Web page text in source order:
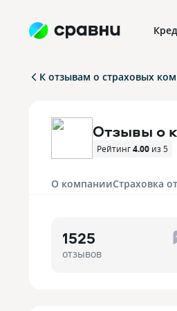
К отзывам о страховых
Отзывы о
Рейтинг4.00 из 5
О компанииСтраховка
1525
отзывов